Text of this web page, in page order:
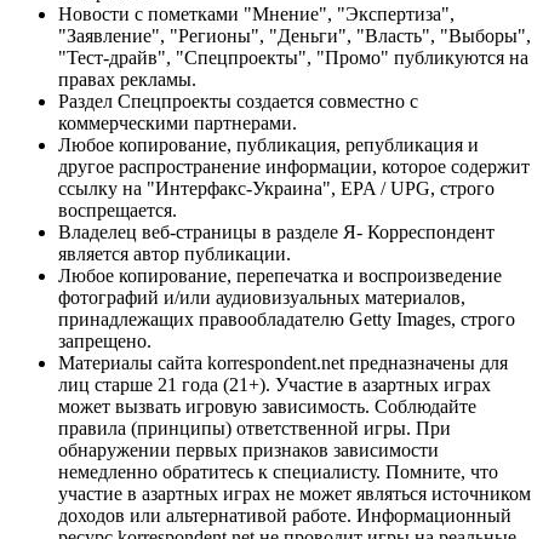
Новости с пометками "Мнение", "Экспертиза",
"Заявление", "Регионы", "Деньги", "Власть", "Выборы",
"Тест-драйв", "Спецпроекты", "Промо" публикуются на
правах рекламы.
Раздел Спецпроекты создается совместно с
коммерческими партнерами.
Любое копирование, публикация, републикация и
другое распространение информации, которое содержит
ссылку на "Интерфакс-Украина", EPA / UPG, строго
воспрещается.
Владелец веб-страницы в разделе Я- Корреспондент
является автор публикации.
Любое копирование, перепечатка и воспроизведение
фотографий и/или аудиовизуальных материалов,
принадлежащих правообладателю Getty Images, строго
запрещено.
Материалы сайта korrespondent.net предназначены для
лиц старше 21 года (21+). Участие в азартных играх
может вызвать игровую зависимость. Соблюдайте
правила (принципы) ответственной игры. При
обнаружении первых признаков зависимости
немедленно обратитесь к специалисту. Помните, что
участие в азартных играх не может являться источником
доходов или альтернативой работе. Информационный